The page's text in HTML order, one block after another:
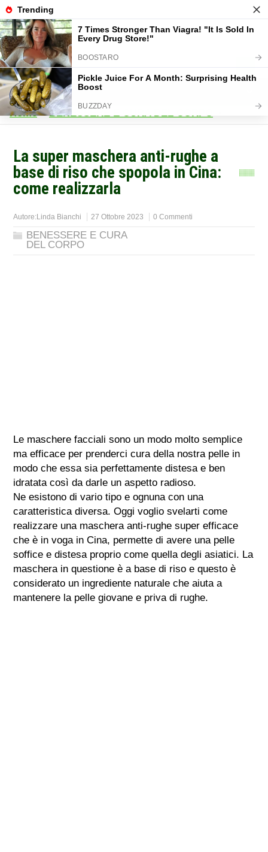
Home>BENESSERE E CURA DEL CORPO
La super maschera anti-rughe a
base di riso che spopola in Cina:
come realizzarla
Autore:Linda Bianchi 27 Ottobre 2023 0 Commenti
BENESSERE E CURA
DEL CORPO
Le maschere facciali sono un modo molto semplice
ma efficace per prenderci cura della nostra pelle in
modo che essa sia perfettamente distesa e ben
idratata così da darle un aspetto radioso.
Ne esistono di vario tipo e ognuna con una
caratteristica diversa. Oggi voglio svelarti come
realizzare una maschera anti-rughe super efficace
che è in voga in Cina, permette di avere una pelle
soffice e distesa proprio come quella degli asiatici. La
maschera in questione è a base di riso e questo è
considerato un ingrediente naturale che aiuta a
mantenere la pelle giovane e priva di rughe.